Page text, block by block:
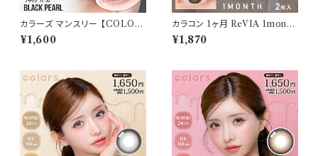
カラーズ マンスリー 【COLOR：
ブラックパール】 【1箱2枚入】【
一条響 イメージモデル 】 韓国
トレンズ
¥1,600
カラコン 1ヶ月 ReVIA 1month
【 COLOR：シアーセーブル】カ
ラコン 1ヶ月 １箱２枚 度あり 度
い
¥1,870